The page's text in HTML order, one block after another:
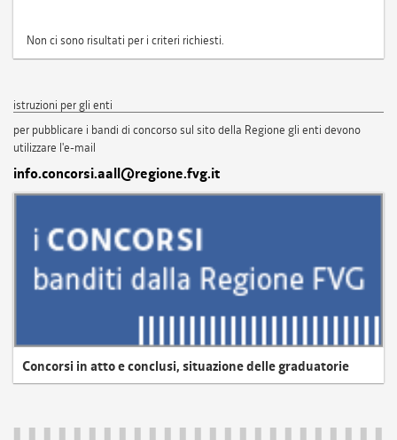
Non ci sono risultati per i criteri richiesti.
istruzioni per gli enti
per pubblicare i bandi di concorso sul sito della Regione gli enti devono
utilizzare l'e-mail
info.concorsi.aall@regione.fvg.it
Concorsi in atto e conclusi, situazione delle graduatorie